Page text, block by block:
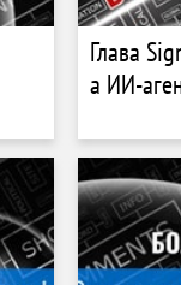
Глава
а ИИ-